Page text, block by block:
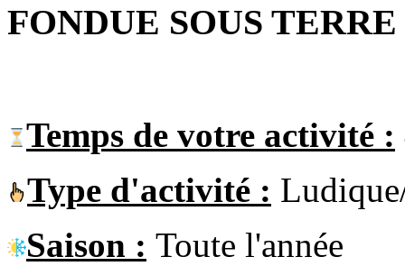
FONDUE SOUS TERRE
Temps de votre activité :
Type d'activité :
Saison : Toute l'année